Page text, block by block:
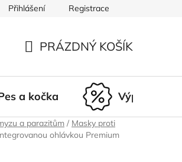
Nepřevzetí zásilky
Přihlášení Registrace
KOŠÍK
PRÁZDNÝ KOŠÍK
a kočka Výprodej
a parazitům / Masky proti
ohlávkou Premium